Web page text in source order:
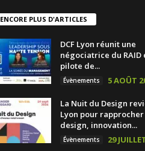
ENCORE PLUS D'ARTICLES
DCF Lyon réunit une
négociatrice du RAID
pilote de...
Évènements 5 AOÛT
La Nuit du Design
Lyon pour rapprocher
design, innovation...
Évènements 29